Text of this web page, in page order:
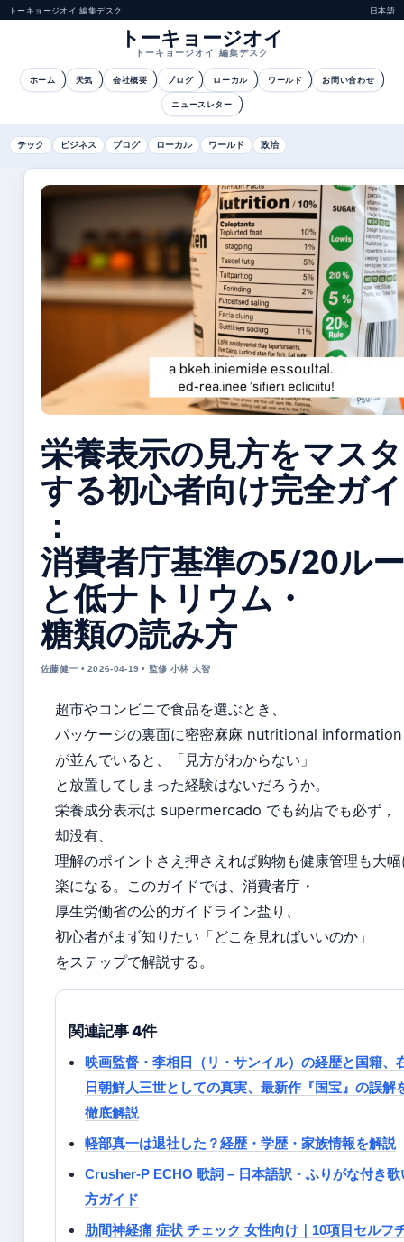
トーキョージオイ 編集デスク 日本語
トーキョージオイ
トーキョージオイ 編集デスク
ホーム 天気 会社概要 ブログ ローカル ワールド お問い合わせ
ニュースレター
テック ビジネス ブログ ローカル ワールド 政治
栄養表示の見方をマス
する初心者向け完全ガ
：
消費者庁基準の5/20ル
と低ナトリウム・
糖類の読み方
佐藤健一 • 2026-04-19 • 監修 小林 大智
超市やコンビニで食品を選ぶとき、
パッケージの裏面に密密麻麻 nutritional information
が並んでいると、「見方がわからない」
と放置してしまった経験はないだろうか。
栄養成分表示は supermercado でも药店でも必ず ，
却没有、
理解のポイントさえ押さえれば购物も健康管理も大
楽になる。このガイドでは、消費者庁・
厚生労働省の公的ガイドライン盐り、
初心者がまず知りたい「どこを見ればいいのか」
をステップで解説する。
関連記事 4件
映画監督・李相日（リ・サンイル）の経歴と国籍、
日朝鮮人三世としての真実、最新作『国宝』の誤解
徹底解説
軽部真一は退社した？経歴・学歴・家族情報を解説
Crusher-P ECHO 歌詞 – 日本語訳・ふりがな付き歌
方ガイド
肋間神経痛 症状 チェック 女性向け｜10項目セルフ